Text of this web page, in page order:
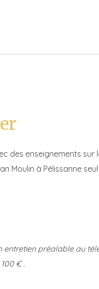
des enseignements
Moulin à Pélissanne
entretien préalable au
€ .